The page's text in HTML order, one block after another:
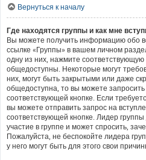
Вернуться к началу
Где находятся группы и как мне
Вы можете получить информацию обо
ссылке «Группы» в вашем личном
одну из них, нажмите соответствующую
общедоступны. Некоторые могут
них, могут быть закрытыми или даже
общедоступна, то вы можете
соответствующей кнопке. Если
вы можете отправить запрос на
соответствующей кнопке. Лидер
участие в группе и может спросить,
Пожалуйста, не беспокойте лидера
у него могут быть для этого свои